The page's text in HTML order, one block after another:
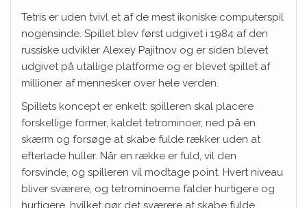
Tetris er uden tvivl et af de mest ikoniske computerspil
nogensinde. Spillet blev først udgivet i 1984 af den
russiske udvikler Alexey Pajitnov og er siden blevet
udgivet på utallige platforme og er blevet spillet af
millioner af mennesker over hele verden.
Spillets koncept er enkelt: spilleren skal placere
forskellige former, kaldet tetrominoer, ned på en
skærm og forsøge at skabe fulde rækker uden at
efterlade huller. Når en række er fuld, vil den
forsvinde, og spilleren vil modtage point. Hvert niveau
bliver sværere, og tetrominoerne falder hurtigere og
hurtigere, hvilket gør det sværere at skabe fulde